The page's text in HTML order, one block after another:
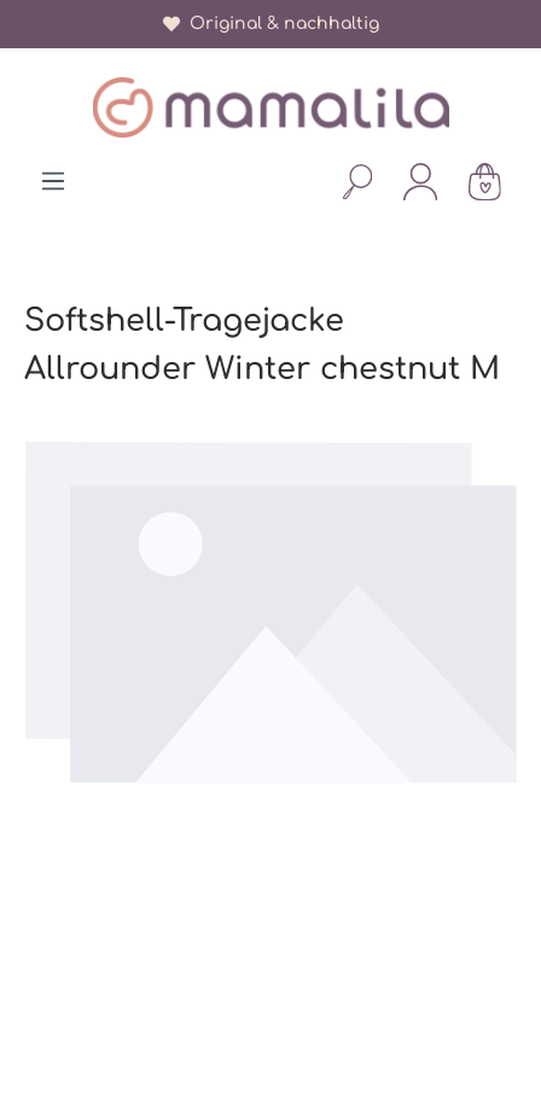
Original & nachhaltig
Softshell-Tragejacke
Allrounder Winter chestnut M